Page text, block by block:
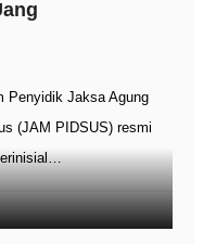
Penyidik Jaksa Agung
(JAM PIDSUS) resmi